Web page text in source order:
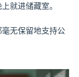
就进储藏室。
无保留地支持公